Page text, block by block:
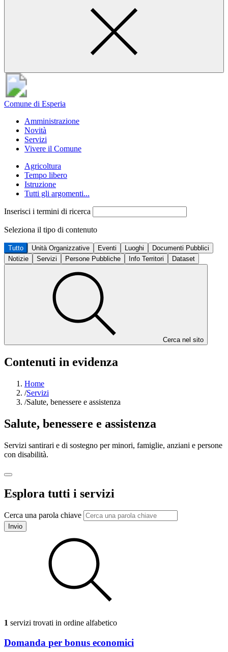
Comune di Esperia
Amministrazione
Novità
Servizi
Vivere il Comune
Agricoltura
Tempo libero
Istruzione
Tutti gli argomenti...
Inserisci i termini di ricerca
Seleziona il tipo di contenuto
Tutto Unità Organizzative Eventi Luoghi
Documenti Pubblici
Notizie
Servizi Persone Pubbliche Info Territori Dataset
Cerca nel sito
Contenuti in evidenza
Home
/Servizi
/Salute, benessere e assistenza
Salute, benessere e assistenza
Servizi santirari e di sostegno per minori, famiglie, anziani e persone
con disabilità.
Esplora tutti i servizi
Cerca una parola chiave
Invio
1 servizi trovati in ordine alfabetico
Domanda per bonus economici